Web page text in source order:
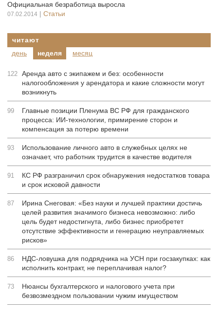
Официальная безработица выросла
07.02.2014 | Статьи
читают
день
неделя месяц
122 Аренда авто с экипажем и без: особенности
налогообложения у арендатора и какие сложности могут
возникнуть
99
Главные позиции Пленума ВС РФ для гражданского
процесса: ИИ-технологии, примирение сторон и
компенсация за потерю времени
93
Использование личного авто в служебных целях не
означает, что работник трудится в качестве водителя
91
КС РФ разграничил срок обнаружения недостатков товара
и срок исковой давности
87
Ирина Снеговая: «Без науки и лучшей практики достичь
целей развития значимого бизнеса невозможно: либо
цель будет недостигнута, либо бизнес приобретет
отсутствие эффективности и генерацию неуправляемых
рисков»
86
НДС-ловушка для подрядчика на УСН при госзакупках: как
исполнить контракт, не переплачивая налог?
73
Нюансы бухгалтерского и налогового учета при
безвозмездном пользовании чужим имуществом